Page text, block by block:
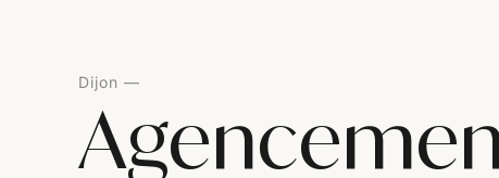
Dijon